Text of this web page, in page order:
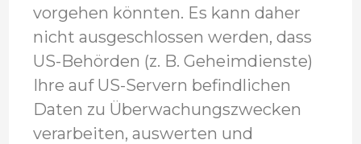
vorgehen könnten. Es kann daher
nicht ausgeschlossen werden, dass
US-Behörden (z. B. Geheimdienste)
Ihre auf US-Servern befindlichen
Daten zu Überwachungszwecken
verarbeiten, auswerten und